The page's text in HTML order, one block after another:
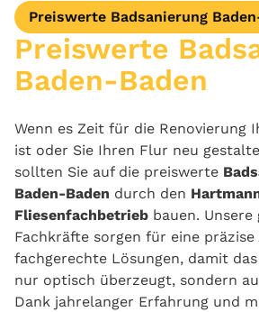
Preiswerte Badsanierung
Preiswerte
Baden-Baden
Wenn es Zeit für die Renovierung
ist oder Sie Ihren Flur neu
sollten Sie auf die preiswerte
Baden-Baden durch den
Fliesenfachbetrieb bauen.
Fachkräfte sorgen für eine
fachgerechte Lösungen, damit
nur optisch überzeugt, sondern
Dank jahrelanger Erfahrung und